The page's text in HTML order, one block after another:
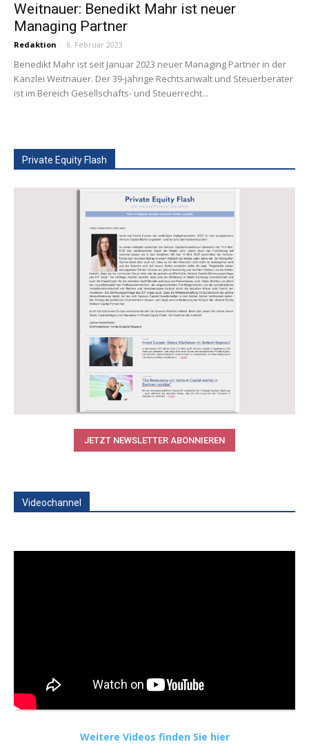
Weitnauer: Benedikt Mahr ist neuer
Managing Partner
Redaktion - 6. Februar 2023
Benedikt Mahr ist seit Januar 2023 neuer Managing Partner in der
Kanzlei Weitnauer. Der 39-jährige Rechtsanwalt und Steuerberater
ist im Bereich Gesellschafts- und Steuerrecht...
Private Equity Flash
JETZT NEWSLETTER ABONNIEREN
Videochannel
Weitere Videos finden Sie hier